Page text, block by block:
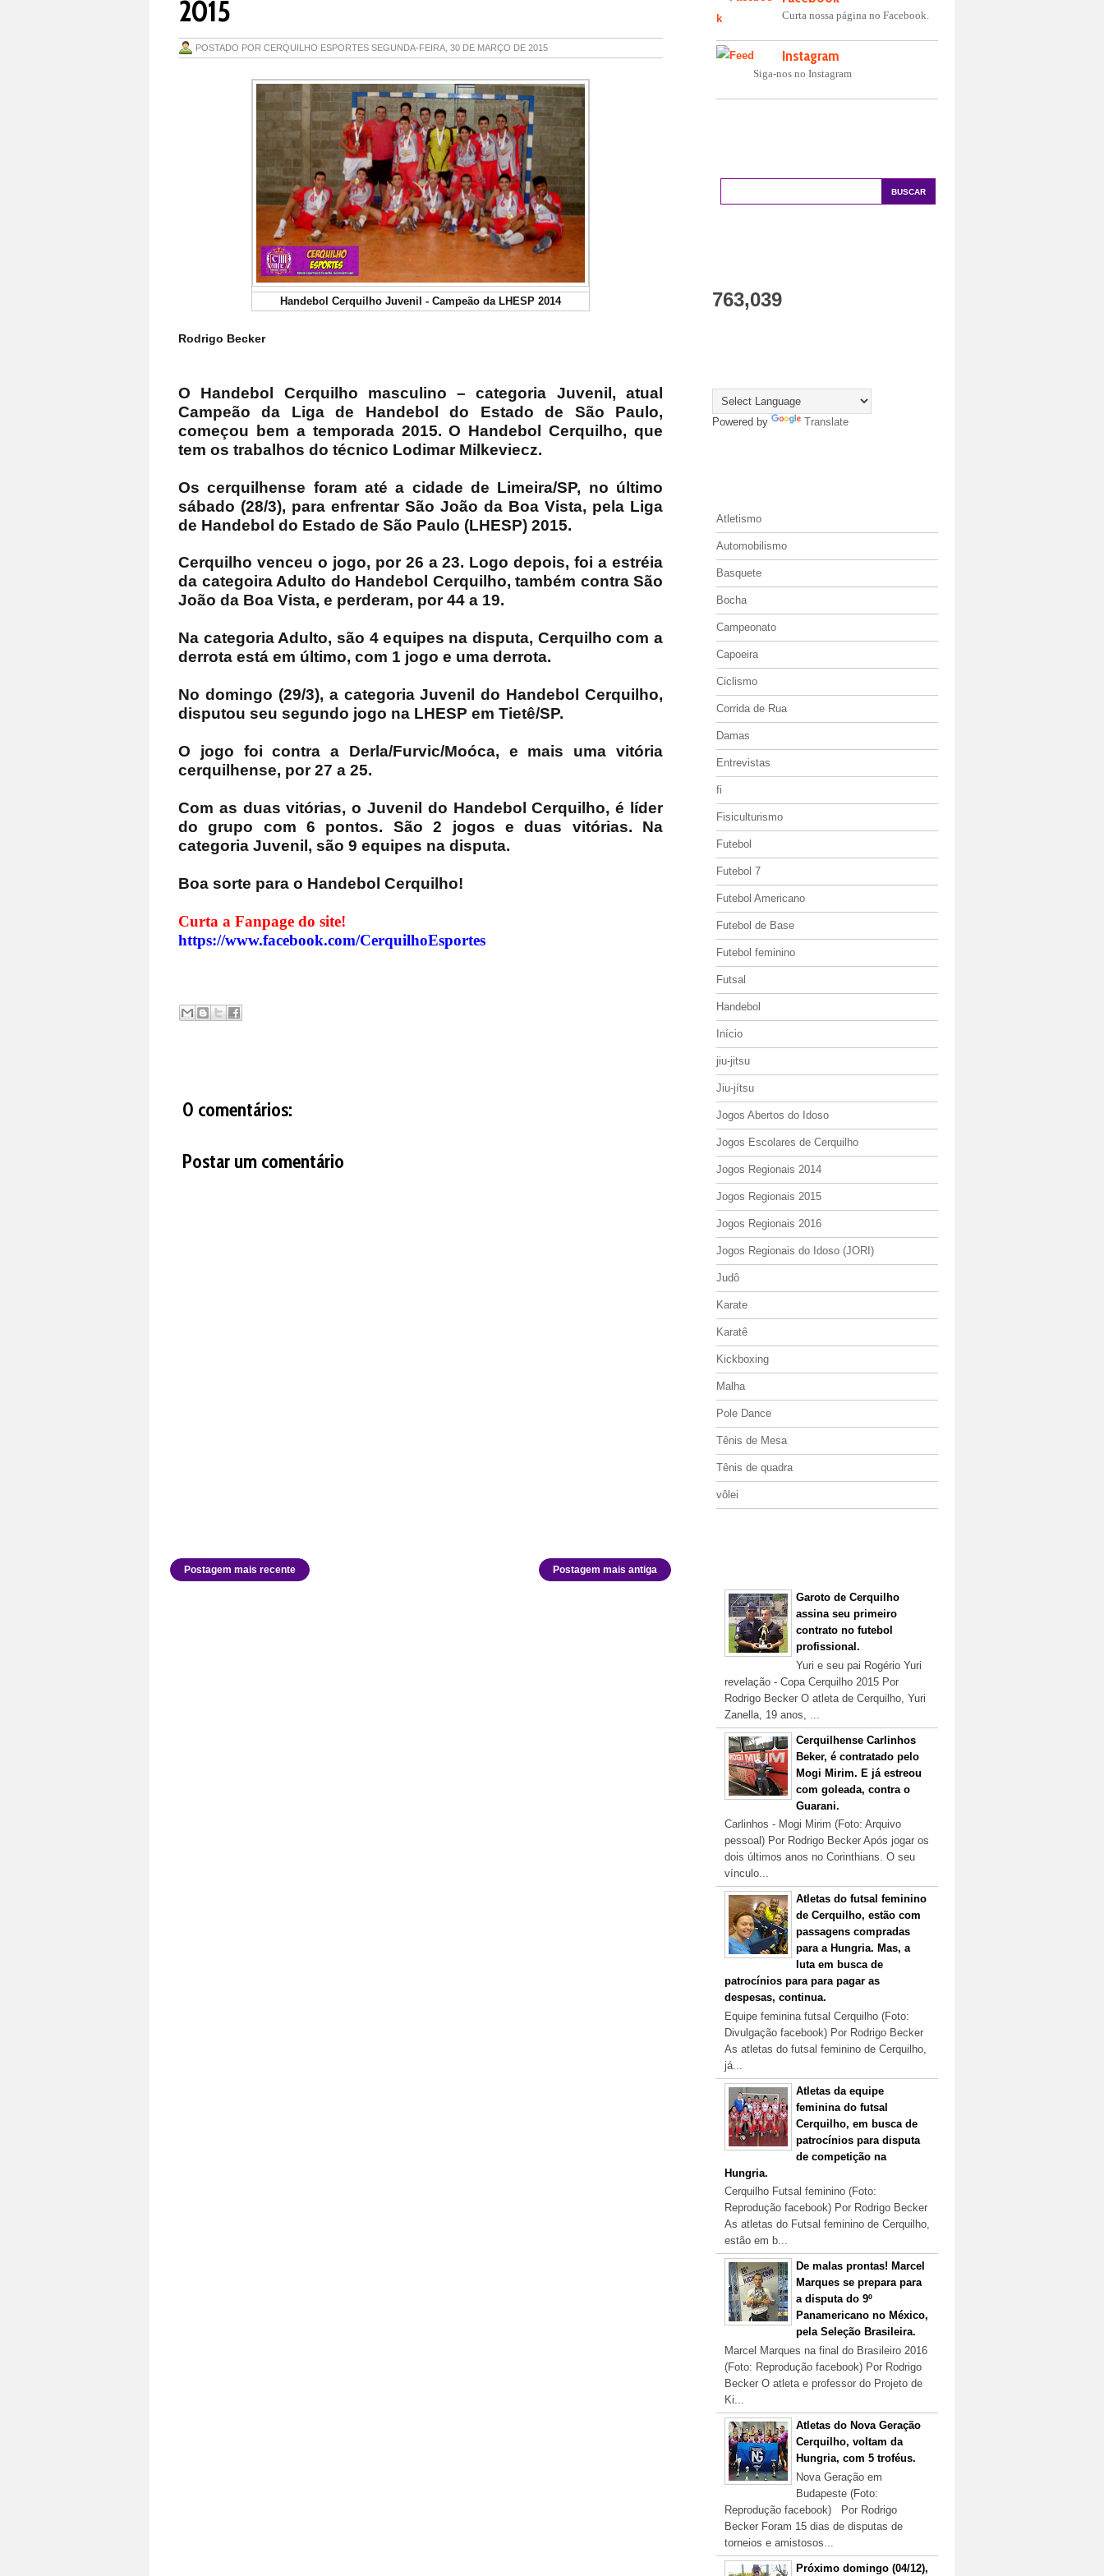
2015
POSTADO POR CERQUILHO ESPORTES SEGUNDA-FEIRA, 30 DE MARÇO DE 2015
Handebol Cerquilho Juvenil - Campeão da LHESP 2014
Rodrigo Becker
O Handebol Cerquilho masculino – categoria Juvenil, atual
Campeão da Liga de Handebol do Estado de São Paulo,
começou bem a temporada 2015.O Handebol Cerquilho, que
tem os trabalhos do técnico Lodimar Milkeviecz.
Os cerquilhense foram até a cidade de Limeira/SP, no último
sábado (28/3), para enfrentar São João da Boa Vista, pela Liga
de Handebol do Estado de São Paulo (LHESP) 2015.
Cerquilho venceu o jogo, por 26 a 23. Logo depois, foi a estréia
da categoira Adulto do Handebol Cerquilho, também contra São
João da Boa Vista, e perderam, por 44 a 19.
Na categoria Adulto, são 4 equipes na disputa, Cerquilho com a
derrota está em último, com 1 jogo e uma derrota.
No domingo (29/3), a categoria Juvenil do Handebol Cerquilho,
disputou seu segundo jogo na LHESP em Tietê/SP.
O jogo foi contra a Derla/Furvic/Moóca, e mais uma vitória
cerquilhense, por 27 a 25.
Com as duas vitórias, o Juvenil do Handebol Cerquilho, é líder
do grupo com 6 pontos. São 2 jogos e duas vitórias. Na
categoria Juvenil, são 9 equipes na disputa.
Boa sorte para o Handebol Cerquilho!
Curta a Fanpage do site!
https://www.facebook.com/CerquilhoEsportes
0 comentários:
Postar um comentário
Postagem mais recente Postagem mais antiga
Curta nossa página no Facebook.
Instagram
Siga-nos no Instagram
763,039
Powered by Translate
Atletismo
Automobilismo
Basquete
Bocha
Campeonato
Capoeira
Ciclismo
Corrida de Rua
Damas
Entrevistas
fi
Fisiculturismo
Futebol
Futebol 7
Futebol Americano
Futebol de Base
Futebol feminino
Futsal
Handebol
Início
jiu-jitsu
Jiu-jítsu
Jogos Abertos do Idoso
Jogos Escolares de Cerquilho
Jogos Regionais 2014
Jogos Regionais 2015
Jogos Regionais 2016
Jogos Regionais do Idoso (JORI)
Judô
Karate
Karatê
Kickboxing
Malha
Pole Dance
Tênis de Mesa
Tênis de quadra
vôlei
Garoto de Cerquilho
assina seu primeiro
contrato no futebol
profissional.
Yuri e seu pai Rogério Yuri
revelação - Copa Cerquilho 2015 Por
Rodrigo Becker O atleta de Cerquilho, Yuri
Zanella, 19 anos, ...
Cerquilhense Carlinhos
Beker, é contratado pelo
Mogi Mirim. E já estreou
com goleada, contra o
Guarani.
Carlinhos - Mogi Mirim (Foto: Arquivo
pessoal) Por Rodrigo Becker Após jogar os
dois últimos anos no Corinthians. O seu
vínculo...
Atletas do futsal feminino
de Cerquilho, estão com
passagens compradas
para a Hungria. Mas, a
luta em busca de
patrocínios para para pagar as
despesas, continua.
Equipe feminina futsal Cerquilho (Foto:
Divulgação facebook) Por Rodrigo Becker
As atletas do futsal feminino de Cerquilho,
já...
Atletas da equipe
feminina do futsal
Cerquilho, em busca de
patrocínios para disputa
de competição na
Hungria.
Cerquilho Futsal feminino (Foto:
Reprodução facebook) Por Rodrigo Becker
As atletas do Futsal feminino de Cerquilho,
estão em b...
De malas prontas! Marcel
Marques se prepara para
a disputa do 9º
Panamericano no México,
pela Seleção Brasileira.
Marcel Marques na final do Brasileiro 2016
(Foto: Reprodução facebook) Por Rodrigo
Becker O atleta e professor do Projeto de
Ki...
Atletas do Nova Geração
Cerquilho, voltam da
Hungria, com 5 troféus.
Nova Geração em
Budapeste (Foto:
Reprodução facebook) Por Rodrigo
Becker Foram 15 dias de disputas de
torneios e amistosos...
Próximo domingo (04/12),